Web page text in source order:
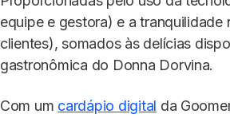
equipe e gestora) e a
clientes), somados às delícias
gastronômica do Donna Dorvina.
Com um cardápio digital da